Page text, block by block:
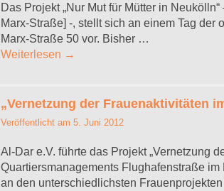
Das Projekt „Nur Mut für Mütter in
Marx-Straße] -, stellt sich an einem Tag der
Marx-Straße 50 vor. Bisher …
Weiterlesen →
„Vernetzung der Frauenaktivitäten
Veröffentlicht am 5. Juni 2012
Al-Dar e.V. führte das Projekt „Vernetzung
Quartiersmanagements Flughafenstraße
an den unterschiedlichsten